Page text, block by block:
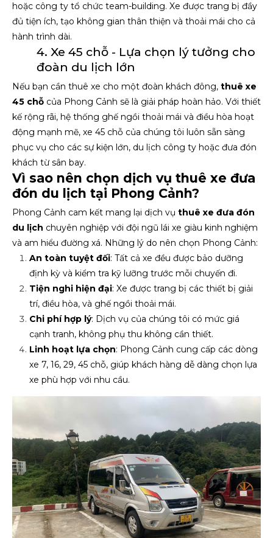
hoặc công ty tổ chức team-building. Xe được trang bị đầy
đủ tiện ích, tạo không gian thân thiện và thoải mái cho cả
hành trình dài.
4. Xe 45 chỗ - Lựa chọn lý tưởng cho
đoàn du lịch lớn
Nếu bạn cần thuê xe cho một đoàn khách đông, thuê xe
45 chỗ của Phong Cảnh sẽ là giải pháp hoàn hảo. Với thiết
kế rộng rãi, hệ thống ghế ngồi thoải mái và điều hòa hoạt
động mạnh mẽ, xe 45 chỗ của chúng tôi luôn sẵn sàng
phục vụ cho các sự kiện lớn, du lịch công ty hoặc đưa đón
khách từ sân bay.
Vì sao nên chọn dịch vụ thuê xe đưa
đón du lịch tại Phong Cảnh?
Phong Cảnh cam kết mang lại dịch vụ thuê xe đưa đón
du lịch chuyên nghiệp với đội ngũ lái xe giàu kinh nghiệm
và am hiểu đường xá. Những lý do nên chọn Phong Cảnh:
An toàn tuyệt đối: Tất cả xe đều được bảo dưỡng
định kỳ và kiểm tra kỹ lưỡng trước mỗi chuyến đi.
Tiện nghi hiện đại: Xe được trang bị các thiết bị giải
trí, điều hòa, và ghế ngồi thoải mái.
Chi phí hợp lý: Dịch vụ của chúng tôi có mức giá
cạnh tranh, không phụ thu không cần thiết.
Linh hoạt lựa chọn: Phong Cảnh cung cấp các dòng
xe 7, 16, 29, 45 chỗ, giúp khách hàng dễ dàng chọn lựa
xe phù hợp với nhu cầu.